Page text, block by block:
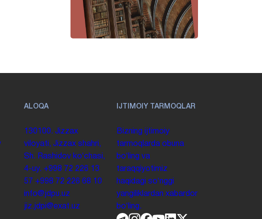
ALOQA
130100. Jizzax
viloyati, Jizzax shahri,
Sh. Rashidov koʻchasi,
4-uy. +998 72 226 13
57 +998 72 226 68 10
info@jdpu.uz
jiz.jdpi@exat.uz
IJTIMOIY TARMOQLAR
Bizning ijtimoiy
tarmoqlarda obuna
boʻling va
taraqqiyotimiz
haqidagi soʻnggi
yangiliklardan xabardor
boʻling.